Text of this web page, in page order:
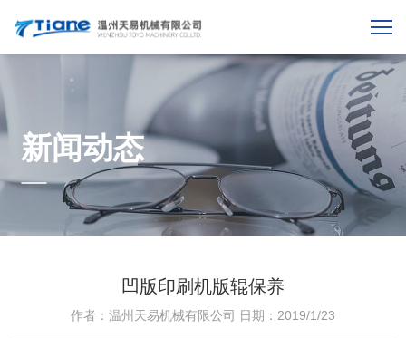
新闻动态
凹版印刷机版辊保养
作者：温州天易机械有限公司 日期：2019/1/23